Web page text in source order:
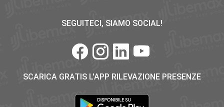
SEGUITECI, SIAMO SOCIAL!
SCARICA GRATIS L'APP RILEVAZIONE PRESENZE